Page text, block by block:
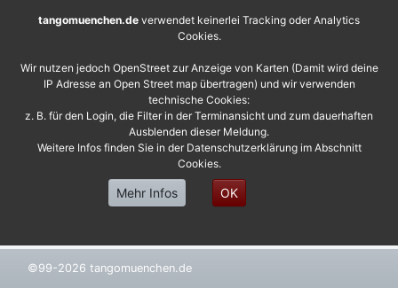
©99-2026 tangomuenchen.de
tangomuenchen.de verwendet keinerlei Tracking oder Analytics
Cookies.
Wir nutzen jedoch OpenStreet zur Anzeige von Karten (Damit wird deine
IP Adresse an Open Street map übertragen) und wir verwenden
technische Cookies:
z. B. für den Login, die Filter in der Terminansicht und zum dauerhaften
Ausblenden dieser Meldung.
Weitere Infos finden Sie in der Datenschutzerklärung im Abschnitt
Cookies.
Mehr Infos OK